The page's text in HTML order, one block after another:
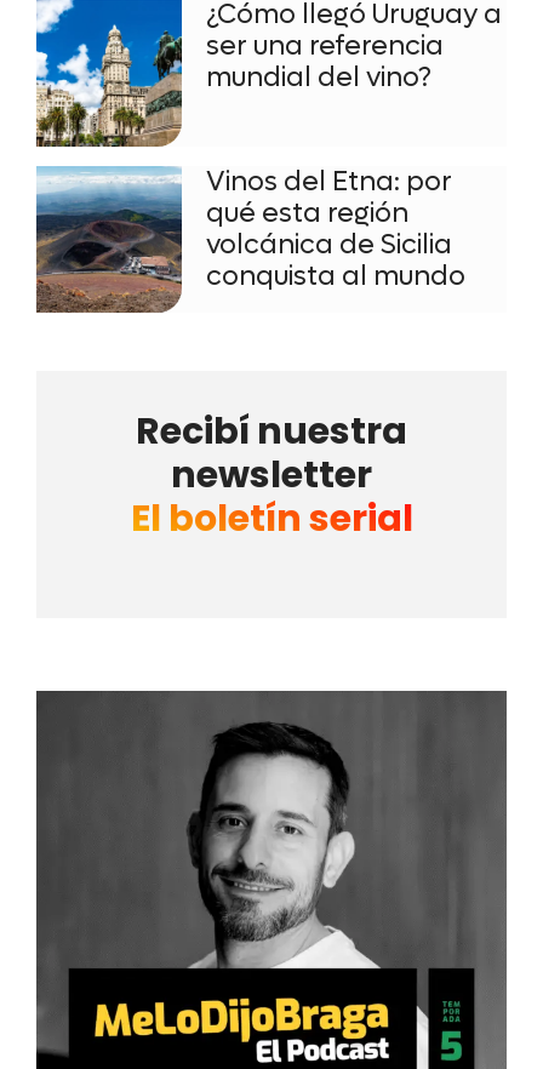
¿Cómo llegó Uruguay a
ser una referencia
mundial del vino?
Vinos del Etna: por
qué esta región
volcánica de Sicilia
conquista al mundo
Recibí nuestra
newsletter
El boletín serial